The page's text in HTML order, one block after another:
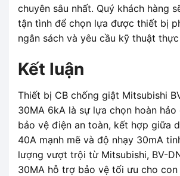
chuyên sâu nhất. Quý khách hàng
tận tình để chọn lựa được thiết bị
ngân sách và yêu cầu kỹ thuật
Kết luận
Thiết bị CB chống giật Mitsubishi
30MA 6kA là sự lựa chọn hoàn
bảo vệ điện an toàn, kết hợp giữa
40A mạnh mẽ và độ nhạy 30mA
lượng vượt trội từ Mitsubishi, BV-
30MA hỗ trợ bảo vệ tối ưu cho